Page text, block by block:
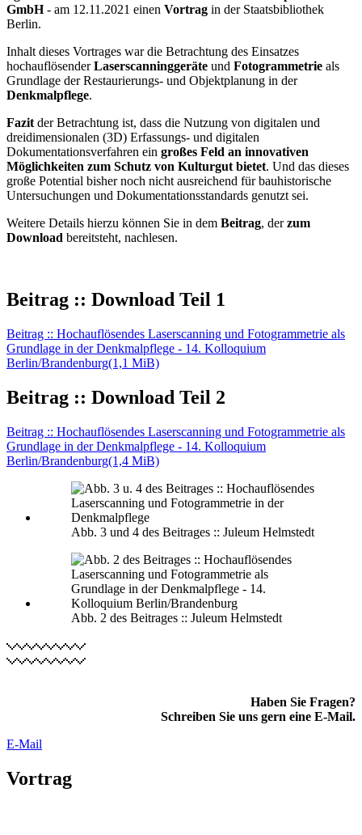
GmbH- am 12.11.2021 einen Vortrag in der Staatsbibliothek
Berlin.
Inhalt dieses Vortrages war die Betrachtung des Einsatzes
hochauflösenderLaserscanninggeräte und Fotogrammetrie als
Grundlage der Restaurierungs- und Objektplanung in der
Denkmalpflege.
Fazit der Betrachtung ist, dass die Nutzung von digitalen und
dreidimensionalen (3D) Erfassungs- und digitalen
Dokumentationsverfahren ein großes Feld an innovativen
Möglichkeiten zum Schutz von Kulturgut bietet. Und das dieses
große Potential bisher noch nicht ausreichend für bauhistorische
Untersuchungen und Dokumentationsstandards genutzt sei.
Weitere Details hierzu können Sie in dem Beitrag, derzum
Download bereitsteht, nachlesen.
Beitrag :: Download Teil 1
Beitrag :: Hochauflösendes Laserscanning und Fotogrammetrie als
Grundlage in der Denkmalpflege - 14. Kolloquium
Berlin/Brandenburg(1,1 MiB)
Beitrag :: Download Teil 2
Beitrag :: Hochauflösendes Laserscanning und Fotogrammetrie als
Grundlage in der Denkmalpflege - 14. Kolloquium
Berlin/Brandenburg(1,4 MiB)
Abb. 3 und 4 des Beitrages :: Juleum Helmstedt
Abb. 2 des Beitrages :: Juleum Helmstedt
Haben Sie Fragen?
Schreiben Sie uns gern eine E-Mail.
E-Mail
Vortrag